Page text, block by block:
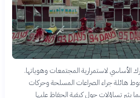
الأساسي لاستمرارية المجتمعات وهوياتها.
هائلة جراء الصراعات المسلحة وحركات
يثير تساؤلات حول كيفية الحفاظ عليها